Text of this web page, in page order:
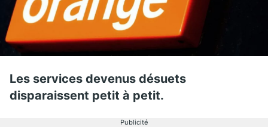
Les services devenus désuets
disparaissent petit à petit.
Publicité